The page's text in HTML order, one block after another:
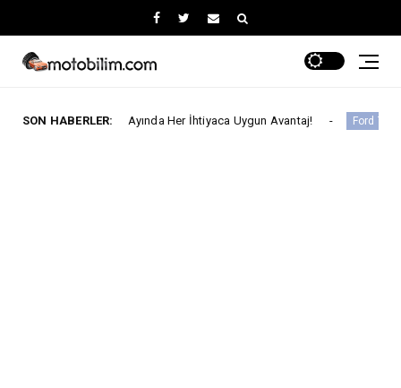
SON HABERLER:
Ayında Her İhtiyaca Uygun Avantaj! Ford Trucks Ford